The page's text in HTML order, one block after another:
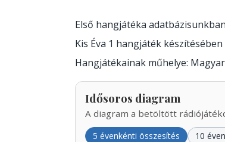
Első hangjátéka
Kis Éva 1 hangjáték
Hangjátékainak műhelye:
Idősoros diagram
A diagram a betöltött
5 évenkénti összesítés 10